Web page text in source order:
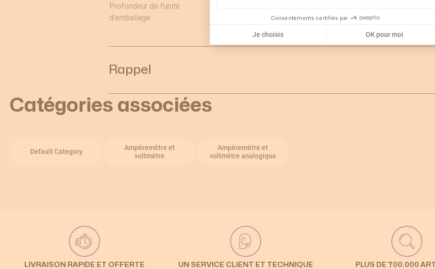
Consentements certifiés par
Je choisis OK pour moi
Profondeur de l'unité
d'emballage :
Rappel
Catégories associées
Default Category
Ampèremètre et
voltmètre
Ampèremètre et
voltmètre analogique
LIVRAISON RAPIDE ET OFFERTE
UN SERVICE CLIENT ET TECHNIQUE
PLUS DE 700.000